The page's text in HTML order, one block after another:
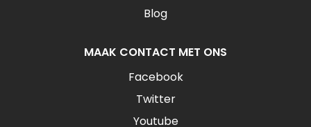
Blog
MAAK CONTACT MET ONS
Facebook
Twitter
Youtube